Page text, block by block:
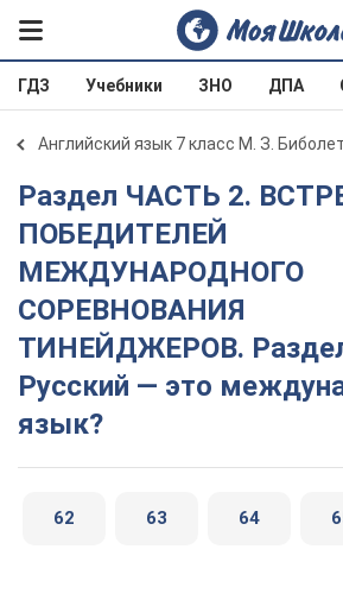
ГДЗ Учебники ЗНО ДПА
Английский язык 7 класс М. З.
Раздел ЧАСТЬ 2. ВСТРЕЧАЙТЕ
ПОБЕДИТЕЛЕЙ
МЕЖДУНАРОДНОГО
СОРЕВНОВАНИЯ
ТИНЕЙДЖЕРОВ.
Русский — это
язык?
62 63 64